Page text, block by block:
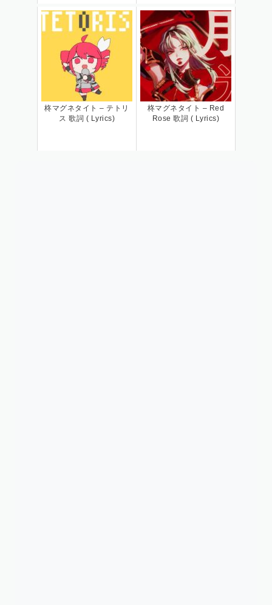
柊マグネタイト – テトリ
ス 歌詞 ( Lyrics)
柊マグネタイト – Red
Rose 歌詞 ( Lyrics)